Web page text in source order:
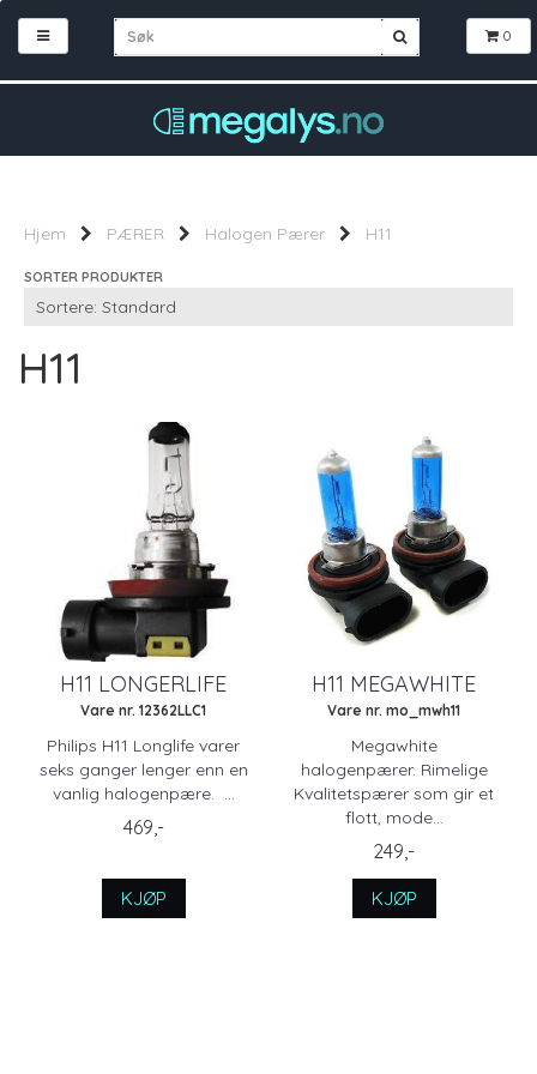
0
Hjem PÆRER Halogen Pærer H11
SORTER PRODUKTER
H11
H11 LONGERLIFE
Vare nr. 12362LLC1
Philips H11 Longlife varer
seks ganger lenger enn en
vanlig halogenpære. ...
469,-
KJØP
H11 MEGAWHITE
Vare nr. mo_mwh11
Megawhite
halogenpærer. Rimelige
Kvalitetspærer som gir et
flott, mode...
249,-
KJØP